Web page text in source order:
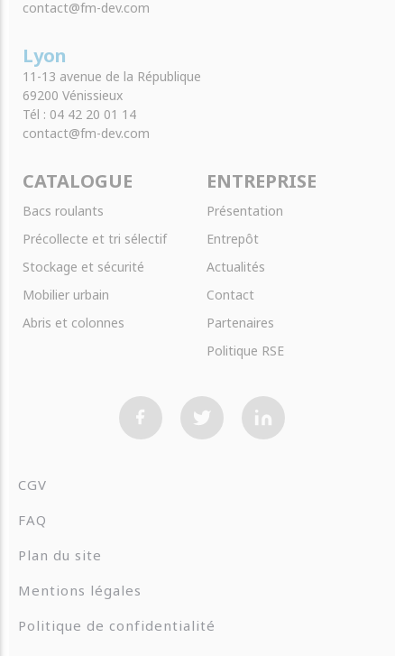
contact@fm-dev.com
Lyon
11-13 avenue de la République
69200 Vénissieux
Tél : 04 42 20 01 14
contact@fm-dev.com
CATALOGUE
Bacs roulants
Précollecte et tri sélectif
Stockage et sécurité
Mobilier urbain
Abris et colonnes
ENTREPRISE
Présentation
Entrepôt
Actualités
Contact
Partenaires
Politique RSE
CGV
FAQ
Plan du site
Mentions légales
Politique de confidentialité